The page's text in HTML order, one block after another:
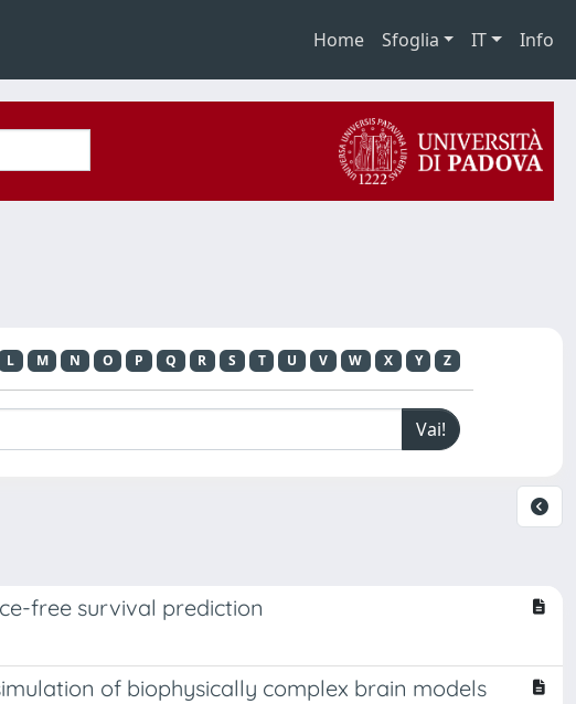
Home Sfoglia IT Info
L M N O P Q R S T U V W X Y Z
free survival prediction
of biophysically complex brain models